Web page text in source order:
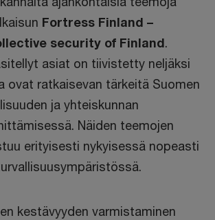
Fortress Finland –
security of Finland.
asiat on tiivistetty neljäksi
ovat ratkaisevan tärkeitä Suomen
ja yhteiskunnan
Näiden teemojen
erityisesti nykyisessä nopeasti
kestävyyden varmistaminen